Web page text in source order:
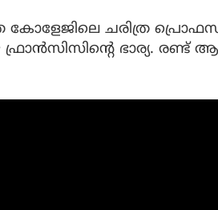
ചരിത്ര
ഫ്രാന്‍സിസിന്റെ ഭാര്യ.